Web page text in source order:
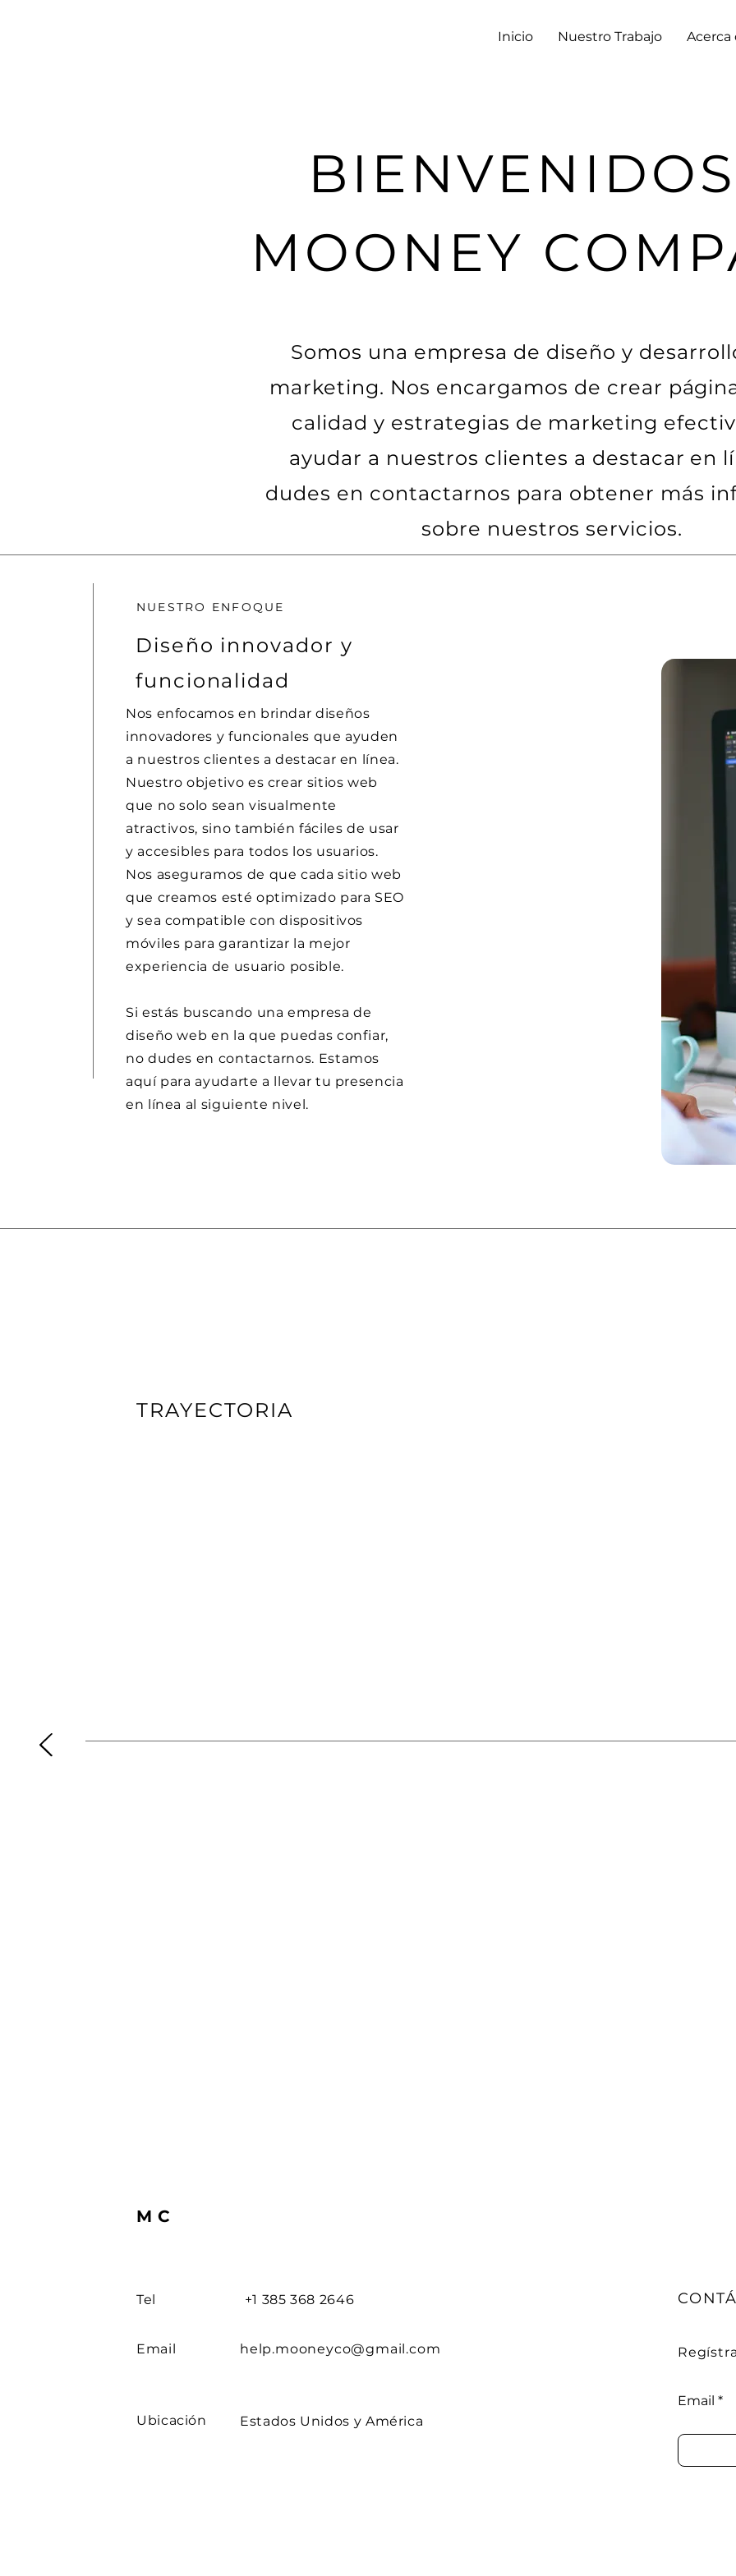
Inicio Nuestro Trabajo Acerca
MOONEY
Somos una empresa de diseño y
marketing. Nos encargamos de crear
calidad y estrategias de marketing
ayudar a nuestros clientes a destacar en
dudes en contactarnos para obtener más
sobre nuestros servicios.
NUESTRO ENFOQUE
Diseño innovador y
funcionalidad
Nos enfocamos en brindar diseños
innovadores y funcionales que ayuden
a nuestros clientes a destacar en línea.
Nuestro objetivo es crear sitios web
que no solo sean visualmente
atractivos, sino también fáciles de usar
y accesibles para todos los usuarios.
Nos aseguramos de que cada sitio web
que creamos esté optimizado para SEO
y sea compatible con dispositivos
móviles para garantizar la mejor
experiencia de usuario posible.
Si estás buscando una empresa de
diseño web en la que puedas confiar,
no dudes en contactarnos. Estamos
aquí para ayudarte a llevar tu presencia
en línea al siguiente nivel.
TRAYECTORIA
MC
Tel +1 385 368 2646
Email help.mooneyco@gmail.com
Ubicación Estados Unidos y América
Email